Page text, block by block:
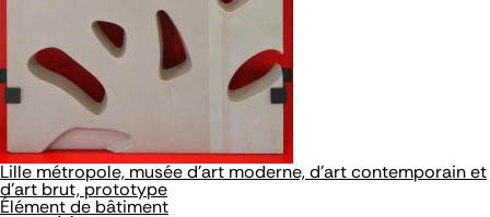
Lille métropole, musée d'art moderne, d'art contemporain et
d'art brut, prototype
Élément de bâtiment